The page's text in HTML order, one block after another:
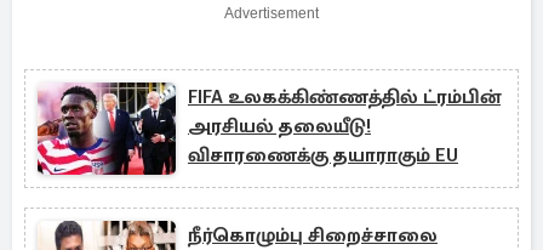
Advertisement
FIFA உலகக்கிண்ணத்தில் ட்ரம்பின்
அரசியல் தலையீடு!
விசாரணைக்கு தயாராகும் EU
நீர்கொழும்பு சிறைச்சாலை